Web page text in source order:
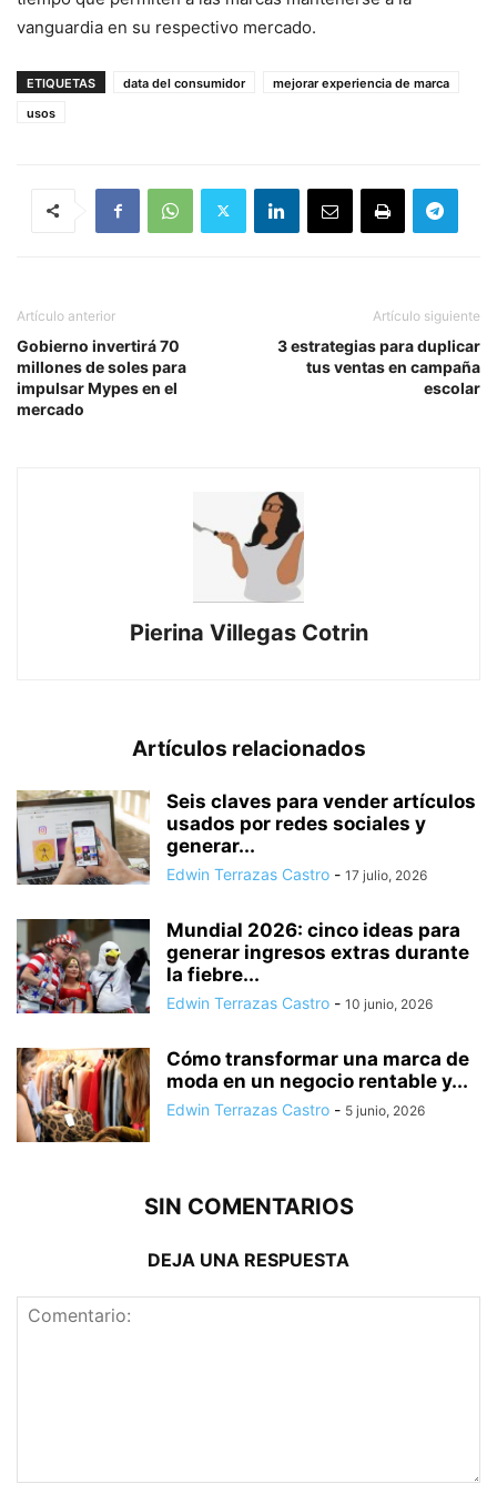
vanguardia en su respectivo mercado.
ETIQUETAS data del consumidor
mejorar experiencia de marca
usos
Artículo anterior
Gobierno invertirá 70
millones de soles para
impulsar Mypes en el
mercado
Artículo siguiente
3 estrategias para duplicar
tus ventas en campaña
escolar
Pierina Villegas Cotrin
Artículos relacionados
Seis claves para vender artículos
usados por redes sociales y
generar...
Edwin Terrazas Castro - 17 julio, 2026
Mundial 2026: cinco ideas para
generar ingresos extras durante
la fiebre...
Edwin Terrazas Castro - 10 junio, 2026
Cómo transformar una marca de
moda en un negocio rentable y...
Edwin Terrazas Castro - 5 junio, 2026
SIN COMENTARIOS
DEJA UNA RESPUESTA